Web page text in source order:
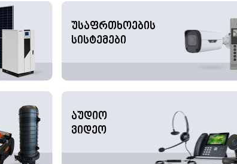
უსაფრთხოების
სისტემები
აუდიო
ვიდეო